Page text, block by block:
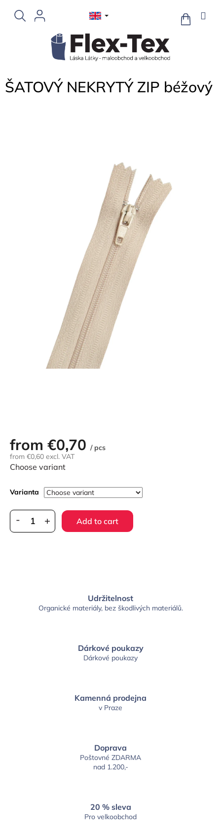
content
CART
ŠATOVÝ NEKRYTÝ ZIP béžový
from €0,70 / pcs
from €0,60 excl. VAT
Measure
price:
Choose variant
Varianta
Add to cart
Udržitelnost
Organické materiály, bez škodlivých materiálů.
Dárkové poukazy
Dárkové poukazy
Kamenná prodejna
v Praze
Doprava
Poštovné ZDARMA
nad 1.200,-
20 % sleva
Pro velkoobchod